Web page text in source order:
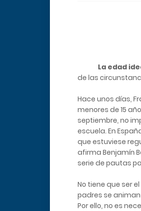
La edad
de las
Hace unos días,
menores de 15
septiembre, no
escuela. En
que estuviese
afirma Benjamín
serie de pautas
No tiene que ser
padres se
Por ello, no es